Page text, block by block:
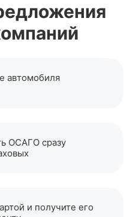
автомобиля
ОСАГО сразу
и получите его